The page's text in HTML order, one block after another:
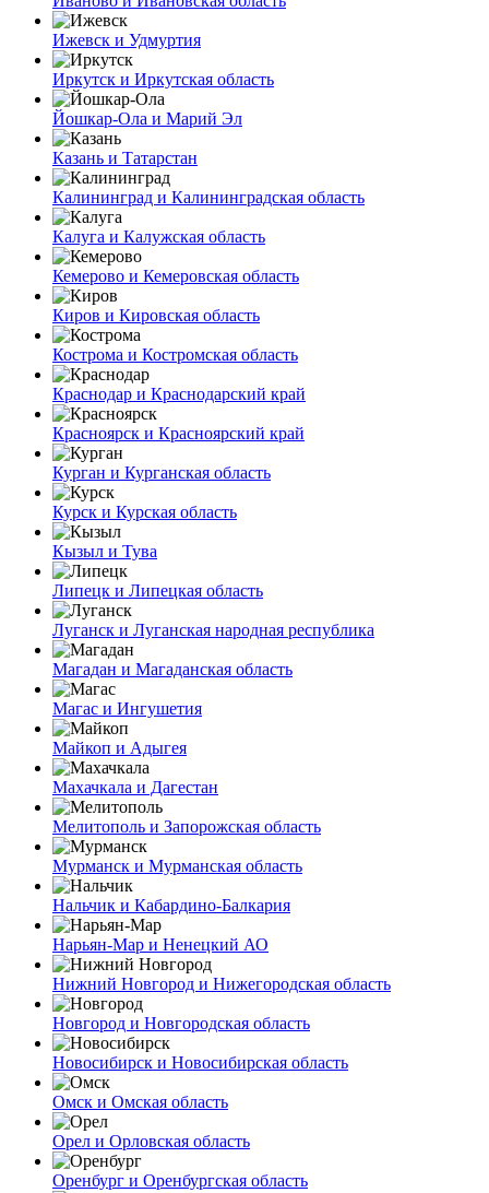
Ижевск и Удмуртия
Иркутск и Иркутская область
Йошкар-Ола и Марий Эл
Казань и Татарстан
Калининград и Калининградская область
Калуга и Калужская область
Кемерово и Кемеровская область
Киров и Кировская область
Кострома и Костромская область
Краснодар и Краснодарский край
Красноярск и Красноярский край
Курган и Курганская область
Курск и Курская область
Кызыл и Тува
Липецк и Липецкая область
Луганск и Луганская народная республика
Магадан и Магаданская область
Магас и Ингушетия
Майкоп и Адыгея
Махачкала и Дагестан
Мелитополь и Запорожская область
Мурманск и Мурманская область
Нальчик и Кабардино-Балкария
Нарьян-Мар и Ненецкий АО
Нижний Новгород и Нижегородская область
Новгород и Новгородская область
Новосибирск и Новосибирская область
Омск и Омская область
Орел и Орловская область
Оренбург и Оренбургская область